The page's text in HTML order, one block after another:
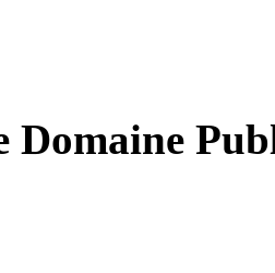
Domaine